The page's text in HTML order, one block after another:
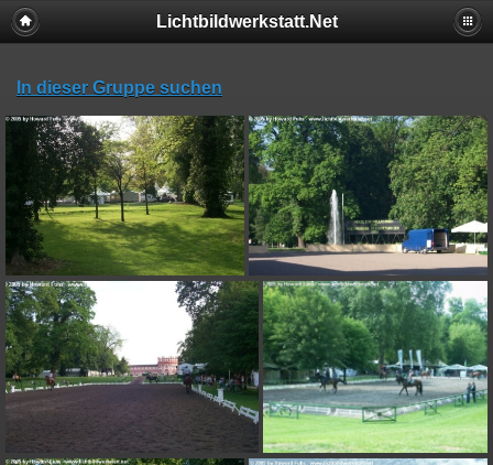
Lichtbildwerkstatt.Net
In dieser Gruppe suchen